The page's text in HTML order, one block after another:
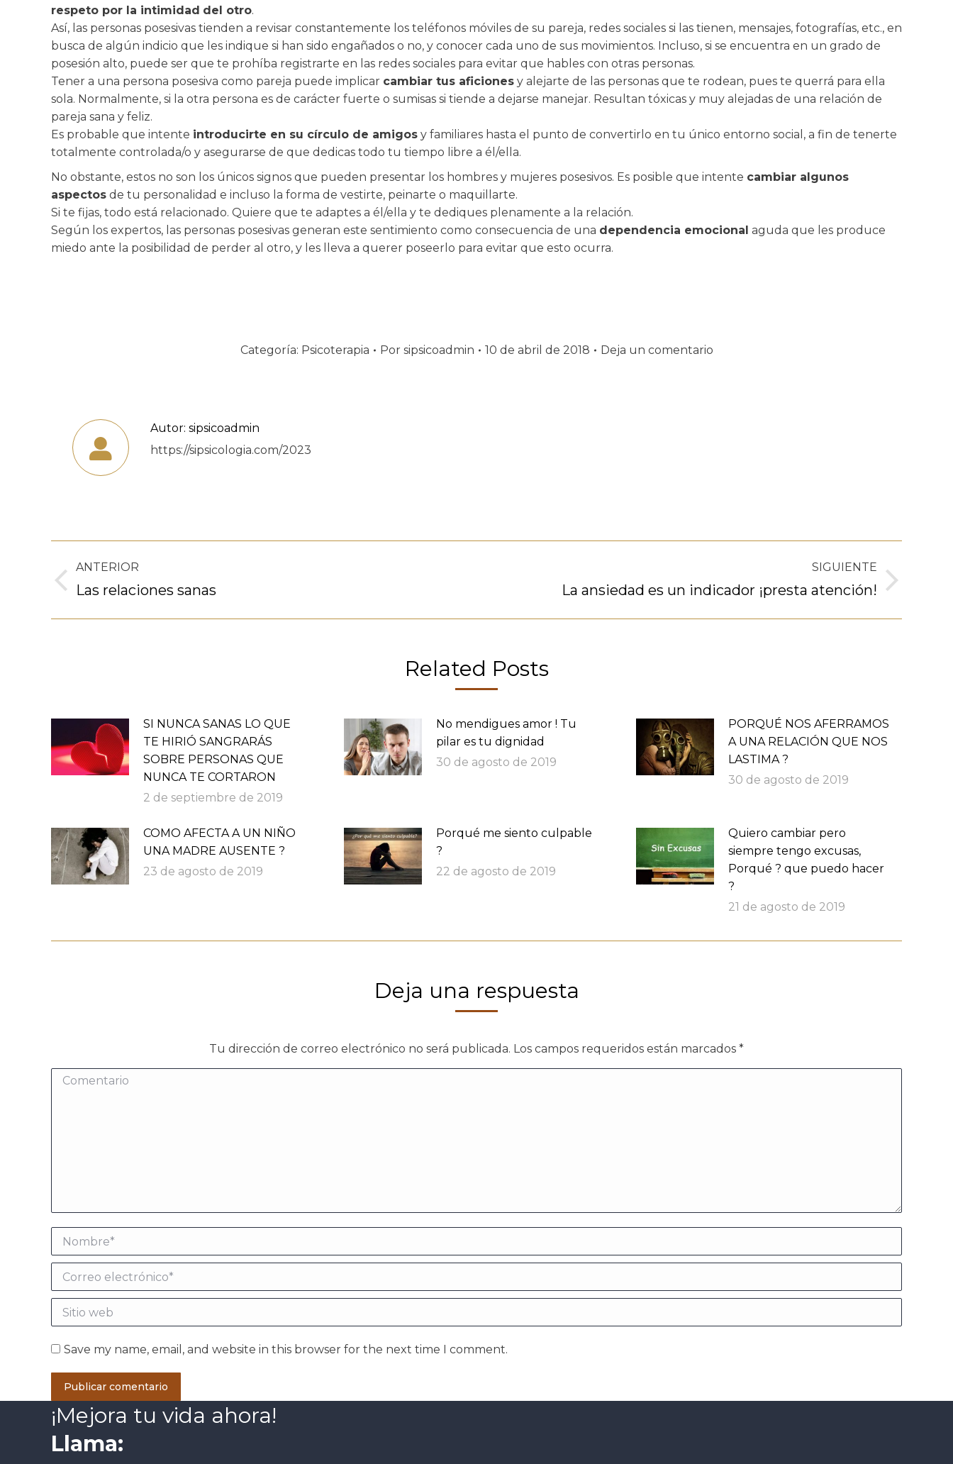
respeto por la intimidad del otro.
Así, las personas posesivas tienden a revisar constantemente los teléfonos móviles de su pareja, redes sociales si las tienen, mensajes, fotografías, etc., en
busca de algún indicio que les indique si han sido engañados o no, y conocer cada uno de sus movimientos. Incluso, si se encuentra en un grado de
posesión alto, puede ser que te prohíba registrarte en las redes sociales para evitar que hables con otras personas.
Tener a una persona posesiva como pareja puede implicar cambiar tus aficiones y alejarte de las personas que te rodean, pues te querrá para ella
sola. Normalmente, si la otra persona es de carácter fuerte o sumisas si tiende a dejarse manejar. Resultan tóxicas y muy alejadas de una relación de
pareja sana y feliz.
Es probable que intente introducirte en su círculo de amigos y familiares hasta el punto de convertirlo en tu único entorno social, a fin de tenerte
totalmente controlada/o y asegurarse de que dedicas todo tu tiempo libre a él/ella.
No obstante, estos no son los únicos signos que pueden presentar los hombres y mujeres posesivos. Es posible que intente cambiar algunos
aspectos de tu personalidad e incluso la forma de vestirte, peinarte o maquillarte.
Si te fijas, todo está relacionado. Quiere que te adaptes a él/ella y te dediques plenamente a la relación.
Según los expertos, las personas posesivas generan este sentimiento como consecuencia de una dependencia emocional aguda que les produce
miedo ante la posibilidad de perder al otro, y les lleva a querer poseerlo para evitar que esto ocurra.
Categoría: Psicoterapia Por sipsicoadmin 10 de abril de 2018 Deja un comentario
Autor: sipsicoadmin
https://sipsicologia.com/2023
Navegación
entre
publicaciones
ANTERIOR
Publicación
Las relaciones sanas
SIGUIENTE
PublicaciónLa ansiedad es un indicador ¡presta atención!
Related Posts
SI NUNCA SANAS LO QUE
TE HIRIÓ SANGRARÁS
SOBRE PERSONAS QUE
NUNCA TE CORTARON
2 de septiembre de 2019
No mendigues amor ! Tu
pilar es tu dignidad
30 de agosto de 2019
PORQUÉ NOS AFERRAMOS
A UNA RELACIÓN QUE NOS
LASTIMA ?
30 de agosto de 2019
COMO AFECTA A UN NIÑO
UNA MADRE AUSENTE ?
23 de agosto de 2019
Porqué me siento culpable
?
22 de agosto de 2019
Quiero cambiar pero
siempre tengo excusas,
Porqué ? que puedo hacer
?
21 de agosto de 2019
Deja una respuesta
Tu dirección de correo electrónico no será publicada. Los campos requeridos están marcados *
Comentario
Nombre *
Correo electrónico *
Sitio web
Save my name, email, and website in this browser for the next time I comment.
Publicar comentario
¡Mejora tu vida ahora!
Llama: